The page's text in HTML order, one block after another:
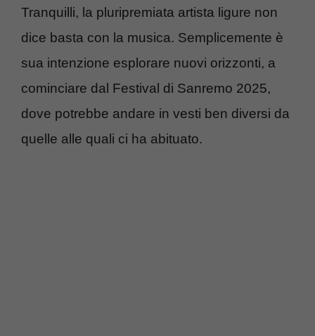
Tranquilli, la pluripremiata artista ligure non
dice basta con la musica. Semplicemente è
sua intenzione esplorare nuovi orizzonti, a
cominciare dal Festival di Sanremo 2025,
dove potrebbe andare in vesti ben diversi da
quelle alle quali ci ha abituato.